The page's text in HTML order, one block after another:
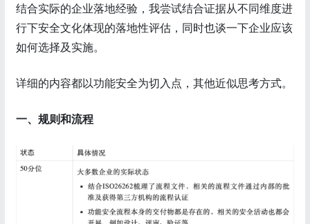
结合实际的企业落地经验，我尝试结合证据从不同维度进
行下安全文化体现的落地性评估，同时也谈一下企业应该
如何选择及实施。
详细的内容都以功能安全为切入点，其他近似思考方式。
一、规则和流程